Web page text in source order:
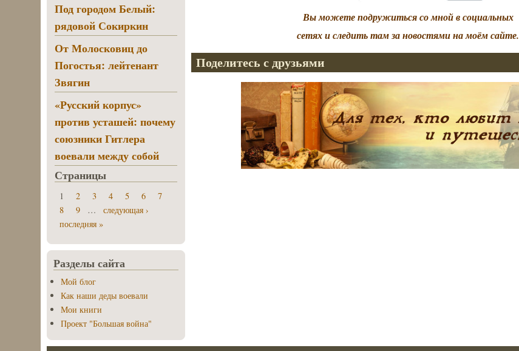
Вы можете подружиться со мной в социальных
сетях и следить там за новостями на моём сайте.
Поделитесь с друзьями
Под городом Белый:
рядовой Сокиркин
От Молосковиц до
Погостья: лейтенант
Звягин
«Русский корпус»
против усташей: почему
союзники Гитлера
воевали между собой
Страницы
1 2 3 4 5 6
7
8
9 …
следующая ›
последняя »
Разделы сайта
Мой блог
Как наши деды воевали
Мои книги
Проект "Большая война"